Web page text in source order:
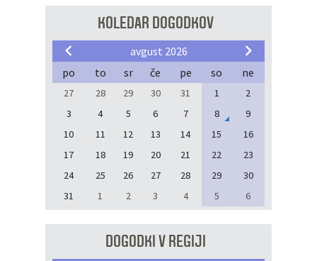
KOLEDAR DOGODKOV
avgust 2026
po
to sr če pe so ne
27 28 29 30 31 1
2
3
4 5 6 7 8
9
10
11 12 13 14 15
16
17
18 19 20 21 22
23
24
25 26 27 28 29
30
31
1 2 3 4 5 6
DOGODKI V REGIJI